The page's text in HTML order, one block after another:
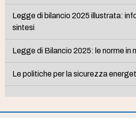
Legge di bilancio 2025 illustrata:
sintesi
Legge di Bilancio 2025: le norme in
Le politiche per la sicurezza